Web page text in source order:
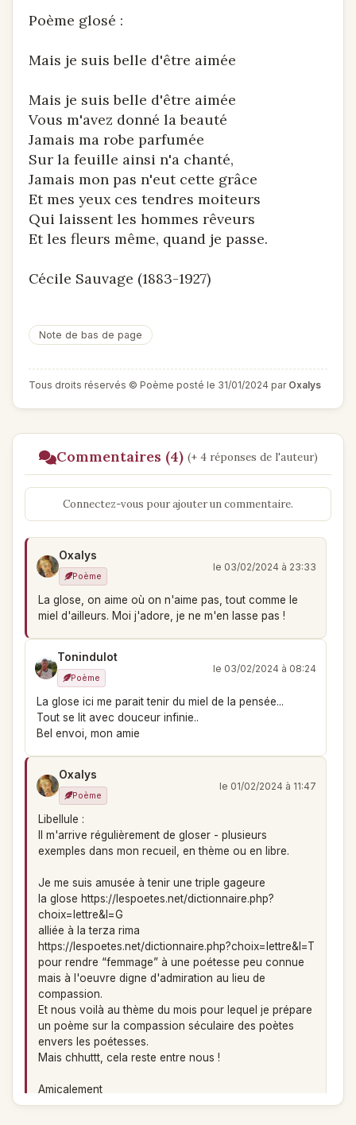
Poème glosé :
Mais je suis belle d'être aimée
Mais je suis belle d'être aimée
Vous m'avez donné la beauté
Jamais ma robe parfumée
Sur la feuille ainsi n'a chanté,
Jamais mon pas n'eut cette grâce
Et mes yeux ces tendres moiteurs
Qui laissent les hommes rêveurs
Et les fleurs même, quand je passe.
Cécile Sauvage (1883-1927)
Note de bas de page
Tous droits réservés © Poème posté le 31/01/2024 par Oxalys
Commentaires (4) (+ 4 réponses de l'auteur)
Connectez-vous pour ajouter un commentaire.
Oxalys
Poème
le 03/02/2024 à 23:33
La glose, on aime où on n'aime pas, tout comme le
miel d'ailleurs. Moi j'adore, je ne m'en lasse pas !
Tonindulot
Poème
le 03/02/2024 à 08:24
La glose ici me parait tenir du miel de la pensée...
Tout se lit avec douceur infinie..
Bel envoi, mon amie
Oxalys
Poème
le 01/02/2024 à 11:47
Libellule :
Il m'arrive régulièrement de gloser - plusieurs
exemples dans mon recueil, en thème ou en libre.
Je me suis amusée à tenir une triple gageure
la glose https://lespoetes.net/dictionnaire.php?
choix=lettre&l=G
alliée à la terza rima
https://lespoetes.net/dictionnaire.php?choix=lettre&l=T
pour rendre “femmage” à une poétesse peu connue
mais à l'oeuvre digne d'admiration au lieu de
compassion.
Et nous voilà au thème du mois pour lequel je prépare
un poème sur la compassion séculaire des poètes
envers les poétesses.
Mais chhuttt, cela reste entre nous !
Amicalement